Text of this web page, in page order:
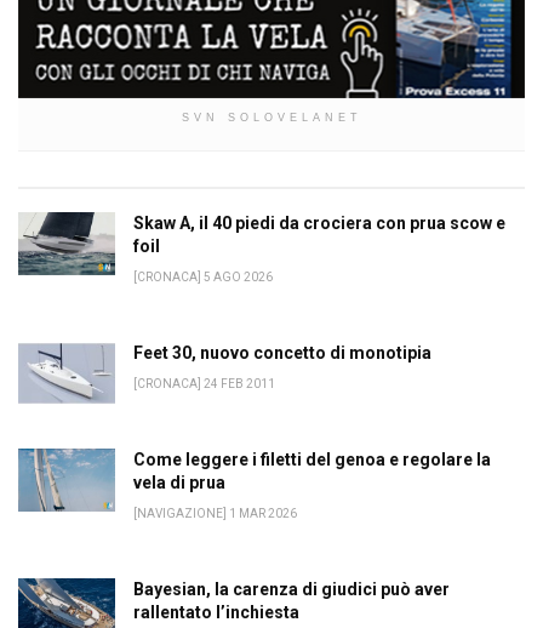
SVN SOLOVELANET
Skaw A, il 40 piedi da crociera con prua scow e
foil
[CRONACA] 5 AGO 2026
Feet 30, nuovo concetto di monotipia
[CRONACA] 24 FEB 2011
Come leggere i filetti del genoa e regolare la
vela di prua
[NAVIGAZIONE] 1 MAR 2026
Bayesian, la carenza di giudici può aver
rallentato l’inchiesta